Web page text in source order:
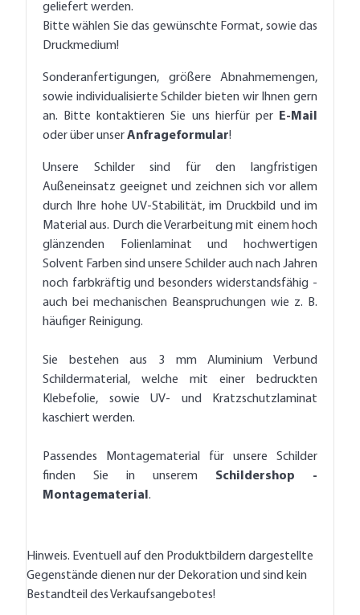
geliefert werden.
Bitte wählen Sie das gewünschte Format, sowie das
Druckmedium!
Sonderanfertigungen, größere Abnahmemengen,
sowie individualisierte Schilder bieten wir Ihnen gern
an. Bitte kontaktieren Sie uns hierfür per E-Mail
oder über unserAnfrageformular!
Unsere Schilder sind für den langfristigen
Außeneinsatz geeignet und zeichnen sich vor allem
durch Ihre hohe UV-Stabilität, im Druckbild und im
Material aus. Durch die Verarbeitung mit einem hoch
glänzenden Folienlaminat und hochwertigen
Solvent Farben sind unsere Schilder auch nach Jahren
noch farbkräftig und besonders widerstandsfähig -
auch bei mechanischen Beanspruchungen wie z. B.
häufiger Reinigung.
Sie bestehen aus 3 mm Aluminium Verbund
Schildermaterial, welche mit einer bedruckten
Klebefolie, sowie UV- und Kratzschutzlaminat
kaschiert werden.
Passendes Montagematerial für unsere Schilder
finden Sie in unserem Schildershop -
Montagematerial.
Hinweis. Eventuell auf den Produktbildern dargestellte
Gegenstände dienen nur der Dekoration und sind kein
Bestandteil des Verkaufsangebotes!